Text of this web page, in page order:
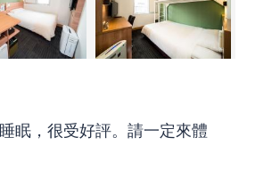
眠，很受好評。請一定來體